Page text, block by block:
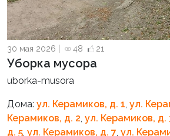
30 мая 2026 | 48 21
Уборка мусора
uborka-musora
Дома: ул. Керамиков, д. 1, ул.
Керамиков, д. 2, ул. Керамиков, д.
д. 5, ул. Керамиков, д. 7, ул.